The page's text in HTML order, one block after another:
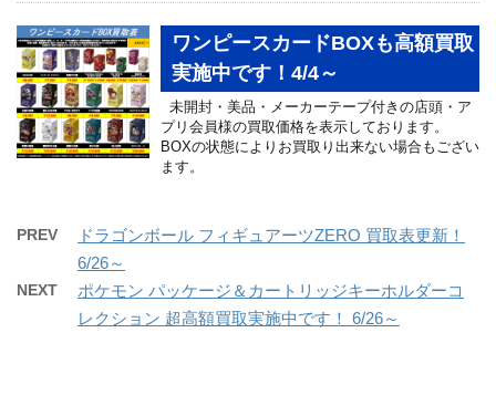
ワンピースカードBOXも高額買取
実施中です！4/4～
未開封・美品・メーカーテープ付きの店頭・ア
プリ会員様の買取価格を表示しております。
BOXの状態によりお買取り出来ない場合もござい
ます。
PREV
ドラゴンボール フィギュアーツZERO 買取表更新！
6/26～
NEXT
ポケモン パッケージ＆カートリッジキーホルダーコ
レクション 超高額買取実施中です！ 6/26～